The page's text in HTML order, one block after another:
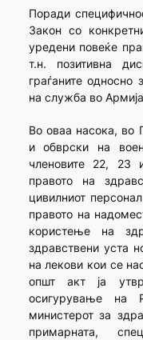
Поради
Закон со
уредени повеќе
т.н. позитивна
граѓаните односно
на служба во
Во оваа насока, во
и обврски на
членовите 22, 23
правото на
цивилниот
правото на
користење на
здравствени уста
на лекови кои се
општ акт ја
осигурување на
министерот за
примарната,